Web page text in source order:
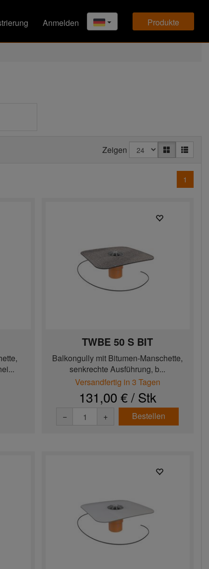
produkte
Anmelden
Zeigen
1
TWBE 50 S BIT
Balkongully mit Bitumen-Manschette,
senkrechte Ausführung, b...
Versandfertig in 3 Tagen
131,00 € / Stk
− + Bestellen